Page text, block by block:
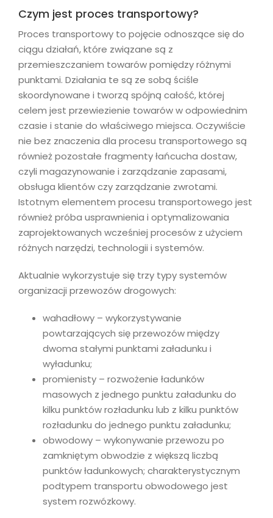
Czym jest proces transportowy?
Proces transportowy to pojęcie odnoszące się do
ciągu działań, które związane są z
przemieszczaniem towarów pomiędzy różnymi
punktami. Działania te są ze sobą ściśle
skoordynowane i tworzą spójną całość, której
celem jest przewiezienie towarów w odpowiednim
czasie i stanie do właściwego miejsca. Oczywiście
nie bez znaczenia dla procesu transportowego są
również pozostałe fragmenty łańcucha dostaw,
czyli magazynowanie i zarządzanie zapasami,
obsługa klientów czy zarządzanie zwrotami.
Istotnym elementem procesu transportowego jest
również próba usprawnienia i optymalizowania
zaprojektowanych wcześniej procesów z użyciem
różnych narzędzi, technologii i systemów.
Aktualnie wykorzystuje się trzy typy systemów
organizacji przewozów drogowych:
wahadłowy – wykorzystywanie
powtarzających się przewozów między
dwoma stałymi punktami załadunku i
wyładunku;
promienisty – rozwożenie ładunków
masowych z jednego punktu załadunku do
kilku punktów rozładunku lub z kilku punktów
rozładunku do jednego punktu załadunku;
obwodowy – wykonywanie przewozu po
zamkniętym obwodzie z większą liczbą
punktów ładunkowych; charakterystycznym
podtypem transportu obwodowego jest
system rozwózkowy.